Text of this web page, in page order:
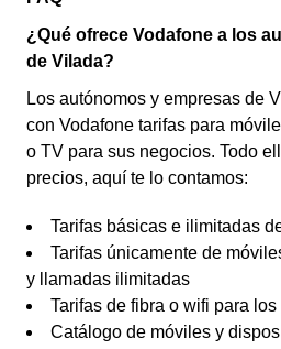
¿Qué ofrece Vodafone a los
de Vilada?
Los autónomos y empresas de
con Vodafone tarifas para
o TV para sus negocios. Todo
precios, aquí te lo contamos:
Tarifas básicas e ilimitadas
Tarifas únicamente de
y llamadas ilimitadas
Tarifas de fibra o wifi para
Catálogo de móviles y